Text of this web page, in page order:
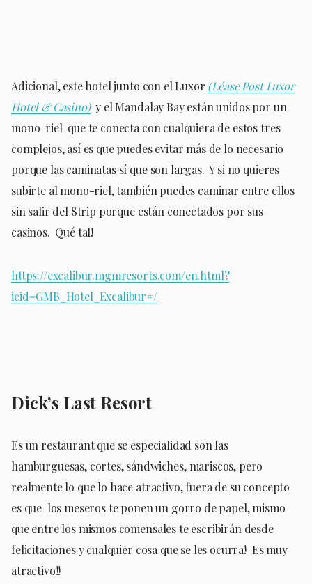
Adicional, este hotel junto con el Luxor (Léase Post Luxor
Hotel & Casino)y el Mandalay Bay están unidos por un
mono-riel que te conecta con cualquiera de estos tres
complejos, así es que puedes evitar más de lo necesario
porque las caminatas sí que son largas. Y si no quieres
subirte al mono-riel, también puedes caminar entre ellos
sin salir del Strip porque están conectados por sus
casinos. Qué tal!
https://excalibur.mgmresorts.com/en.html?
icid=GMB_Hotel_Excalibur#/
Dick’s Last Resort
Es un restaurant que se especialidad son las
hamburguesas, cortes, sándwiches, mariscos, pero
realmente lo que lo hace atractivo, fuera de su concepto
es que los meseros te ponen un gorro de papel, mismo
que entre los mismos comensales te escribirán desde
felicitaciones y cualquier cosa que se les ocurra! Es muy
atractivo!!